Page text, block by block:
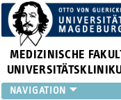
MEDIZINISCHE